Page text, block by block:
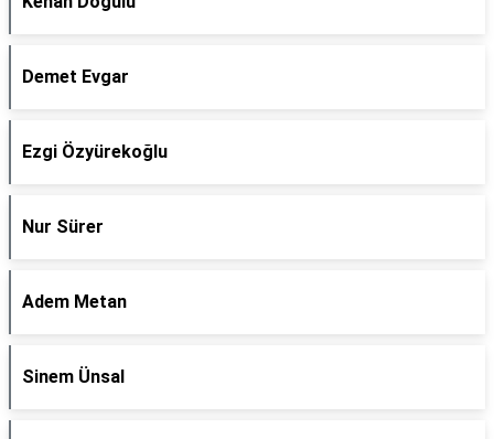
Demet Evgar
Ezgi Özyürekoğlu
Nur Sürer
Adem Metan
Sinem Ünsal